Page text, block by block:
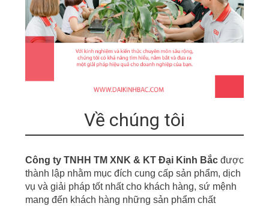
Về chúng tôi
Công ty TNHH TM XNK & KT Đại Kinh Bắc được
thành lập nhằm mục đích cung cấp sản phẩm, dịch
vụ và giải pháp tốt nhất cho khách hàng, sứ mệnh
mang đến khách hàng những sản phẩm chất